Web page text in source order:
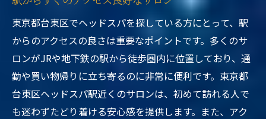
東京都台東区でヘッドスパを探している方にとって、駅
からのアクセスの良さは重要なポイントです。多くのサ
ロンがJRや地下鉄の駅から徒歩圏内に位置しており、通
勤や買い物帰りに立ち寄るのに非常に便利です。東京都
台東区ヘッドスパ駅近くのサロンは、初めて訪れる人で
も迷わずたどり着ける安心感を提供します。また、アク